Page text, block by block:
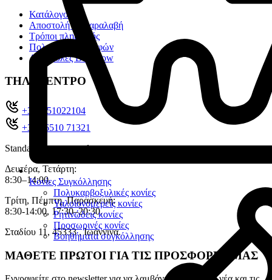
Κονίες Συγκόλλησης
Πολυκαρβοξυλικές κονίες
Υαλοϊονομερείς κονίες
Ρητινώδεις κονίες
Προσωρινές κονίες
Βοηθήματα συγκόλλησης
Κατάλογοι
Αποστολή & Παραλαβή
Τρόποι πληρωμής
Πολιτική επιστροφών
Αποστολές Box Now
ΤΗΛ. ΚΕΝΤΡΟ
+302651022104
+30 26510 71321
Standard charges apply
Δευτέρα, Τετάρτη:
8:30–14:00.
Τρίτη, Πέμπτη, Παρασκευή:
8:30-14:00, 17:30–20:30.
Σταδίου 11, 45333 , Ιωάννινα.
ΜΑΘΕΤΕ ΠΡΩΤΟΙ ΓΙΑ ΤΙΣ ΠΡΟΣΦΟΡΕΣ ΜΑΣ